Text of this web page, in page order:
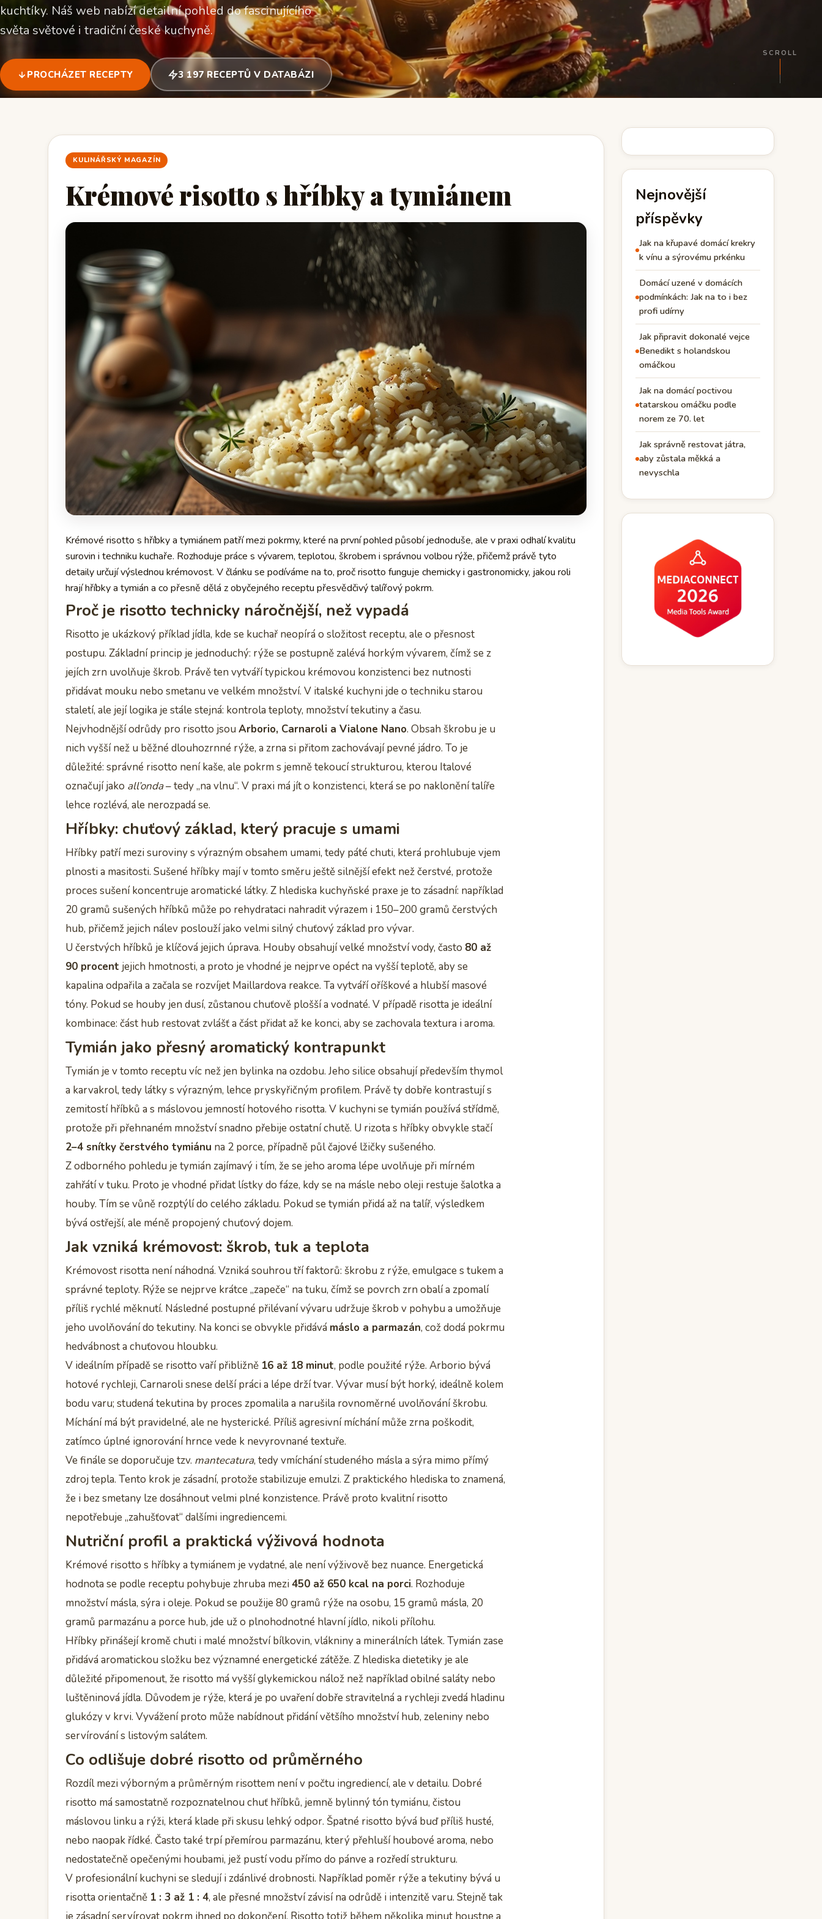
kuchtíky. Náš web nabízí detailní pohled do fascinujícího
světa světové i tradiční české kuchyně.
PROCHÁZET RECEPTY 3 197 RECEPTŮ V DATABÁZI
SCROLL
KULINÁŘSKÝ MAGAZÍN
Krémové risotto s hříbky a tymiánem
Krémové risotto s hříbky a tymiánem patří mezi pokrmy, které na první pohled působí jednoduše, ale v praxi odhalí kvalitu
surovin i techniku kuchaře. Rozhoduje práce s vývarem, teplotou, škrobem i správnou volbou rýže, přičemž právě tyto
detaily určují výslednou krémovost. V článku se podíváme na to, proč risotto funguje chemicky i gastronomicky, jakou roli
hrají hříbky a tymián a co přesně dělá z obyčejného receptu přesvědčivý talířový pokrm.
Proč je risotto technicky náročnější, než vypadá
Risotto je ukázkový příklad jídla, kde se kuchař neopírá o složitost receptu, ale o přesnost
postupu. Základní princip je jednoduchý: rýže se postupně zalévá horkým vývarem, čímž se z
jejích zrn uvolňuje škrob. Právě ten vytváří typickou krémovou konzistenci bez nutnosti
přidávat mouku nebo smetanu ve velkém množství. V italské kuchyni jde o techniku starou
staletí, ale její logika je stále stejná: kontrola teploty, množství tekutiny a času.
Nejvhodnější odrůdy pro risotto jsou Arborio, Carnaroli a Vialone Nano. Obsah škrobu je u
nich vyšší než u běžné dlouhozrnné rýže, a zrna si přitom zachovávají pevné jádro. To je
důležité: správné risotto není kaše, ale pokrm s jemně tekoucí strukturou, kterou Italové
označují jako all’onda– tedy „na vlnu“. V praxi má jít o konzistenci, která se po naklonění talíře
lehce rozlévá, ale nerozpadá se.
Hříbky: chuťový základ, který pracuje s umami
Hříbky patří mezi suroviny s výrazným obsahem umami, tedy páté chuti, která prohlubuje vjem
plnosti a masitosti. Sušené hříbky mají v tomto směru ještě silnější efekt než čerstvé, protože
proces sušení koncentruje aromatické látky. Z hlediska kuchyňské praxe je to zásadní: například
20 gramů sušených hříbků může po rehydrataci nahradit výrazem i 150–200 gramů čerstvých
hub, přičemž jejich nálev poslouží jako velmi silný chuťový základ pro vývar.
U čerstvých hříbků je klíčová jejich úprava. Houby obsahují velké množství vody, často 80 až
90 procent jejich hmotnosti, a proto je vhodné je nejprve opéct na vyšší teplotě, aby se
kapalina odpařila a začala se rozvíjet Maillardova reakce. Ta vytváří oříškové a hlubší masové
tóny. Pokud se houby jen dusí, zůstanou chuťově plošší a vodnaté. V případě risotta je ideální
kombinace: část hub restovat zvlášť a část přidat až ke konci, aby se zachovala textura i aroma.
Tymián jako přesný aromatický kontrapunkt
Tymián je v tomto receptu víc než jen bylinka na ozdobu. Jeho silice obsahují především thymol
a karvakrol, tedy látky s výrazným, lehce pryskyřičným profilem. Právě ty dobře kontrastují s
zemitostí hříbků a s máslovou jemností hotového risotta. V kuchyni se tymián používá střídmě,
protože při přehnaném množství snadno přebije ostatní chutě. U rizota s hříbky obvykle stačí
2–4 snítky čerstvého tymiánu na 2 porce, případně půl čajové lžičky sušeného.
Z odborného pohledu je tymián zajímavý i tím, že se jeho aroma lépe uvolňuje při mírném
zahřátí v tuku. Proto je vhodné přidat lístky do fáze, kdy se na másle nebo oleji restuje šalotka a
houby. Tím se vůně rozptýlí do celého základu. Pokud se tymián přidá až na talíř, výsledkem
bývá ostřejší, ale méně propojený chuťový dojem.
Jak vzniká krémovost: škrob, tuk a teplota
Krémovost risotta není náhodná. Vzniká souhrou tří faktorů: škrobu z rýže, emulgace s tukem a
správné teploty. Rýže se nejprve krátce „zapeče“ na tuku, čímž se povrch zrn obalí a zpomalí
příliš rychlé měknutí. Následné postupné přilévaní vývaru udržuje škrob v pohybu a umožňuje
jeho uvolňování do tekutiny. Na konci se obvykle přidává máslo a parmazán, což dodá pokrmu
hedvábnost a chuťovou hloubku.
V ideálním případě se risotto vaří přibližně 16 až 18 minut, podle použité rýže. Arborio bývá
hotové rychleji, Carnaroli snese delší práci a lépe drží tvar. Vývar musí být horký, ideálně kolem
bodu varu; studená tekutina by proces zpomalila a narušila rovnoměrné uvolňování škrobu.
Míchání má být pravidelné, ale ne hysterické. Příliš agresivní míchání může zrna poškodit,
zatímco úplné ignorování hrnce vede k nevyrovnané textuře.
Ve finále se doporučuje tzv. mantecatura, tedy vmíchání studeného másla a sýra mimo přímý
zdroj tepla. Tento krok je zásadní, protože stabilizuje emulzi. Z praktického hlediska to znamená,
že i bez smetany lze dosáhnout velmi plné konzistence. Právě proto kvalitní risotto
nepotřebuje „zahušťovat“ dalšími ingrediencemi.
Nutriční profil a praktická výživová hodnota
Krémové risotto s hříbky a tymiánem je vydatné, ale není výživově bez nuance. Energetická
hodnota se podle receptu pohybuje zhruba mezi450 až 650 kcal na porci. Rozhoduje
množství másla, sýra i oleje. Pokud se použije 80 gramů rýže na osobu, 15 gramů másla, 20
gramů parmazánu a porce hub, jde už o plnohodnotné hlavní jídlo, nikoli přílohu.
Hříbky přinášejí kromě chuti i malé množství bílkovin, vlákniny a minerálních látek. Tymián zase
přidává aromatickou složku bez významné energetické zátěže. Z hlediska dietetiky je ale
důležité připomenout, že risotto má vyšší glykemickou nálož než například obilné saláty nebo
luštěninová jídla. Důvodem je rýže, která je po uvaření dobře stravitelná a rychleji zvedá hladinu
glukózy v krvi. Vyvážení proto může nabídnout přidání většího množství hub, zeleniny nebo
servírování s listovým salátem.
Co odlišuje dobré risotto od průměrného
Rozdíl mezi výborným a průměrným risottem není v počtu ingrediencí, ale v detailu. Dobré
risotto má samostatně rozpoznatelnou chuť hříbků, jemně bylinný tón tymiánu, čistou
máslovou linku a rýži, která klade při skusu lehký odpor. Špatné risotto bývá buď příliš husté,
nebo naopak řídké. Často také trpí přemírou parmazánu, který přehluší houbové aroma, nebo
nedostatečně opečenými houbami, jež pustí vodu přímo do pánve a rozředí strukturu.
V profesionální kuchyni se sledují i zdánlivé drobnosti. Například poměr rýže a tekutiny bývá u
risotta orientačně 1 : 3 až 1 : 4, ale přesné množství závisí na odrůdě i intenzitě varu. Stejně tak
Nejnovější
příspěvky
Jak na křupavé domácí krekry
k vínu a sýrovému prkénku
Domácí uzené v domácích
podmínkách: Jak na to i bez
profi udírny
Jak připravit dokonalé vejce
Benedikt s holandskou
omáčkou
Jak na domácí poctivou
tatarskou omáčku podle
norem ze 70. let
Jak správně restovat játra,
aby zůstala měkká a
nevyschla